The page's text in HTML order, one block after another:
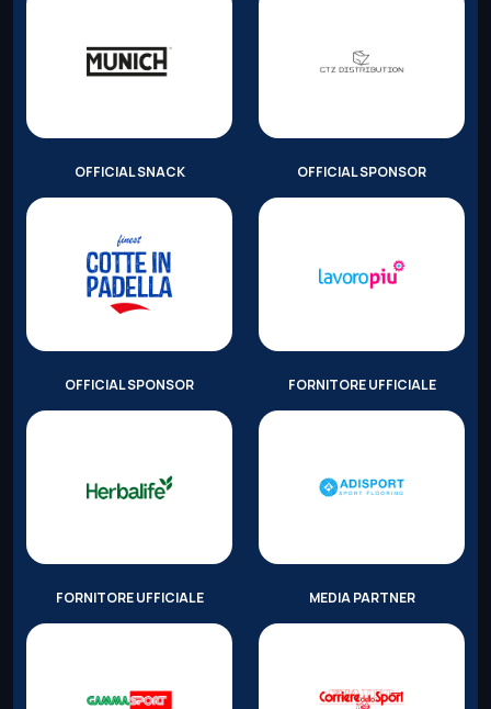
OFFICIAL SNACK OFFICIAL SPONSOR
OFFICIAL SPONSOR FORNITORE UFFICIALE
FORNITORE UFFICIALE MEDIA PARTNER